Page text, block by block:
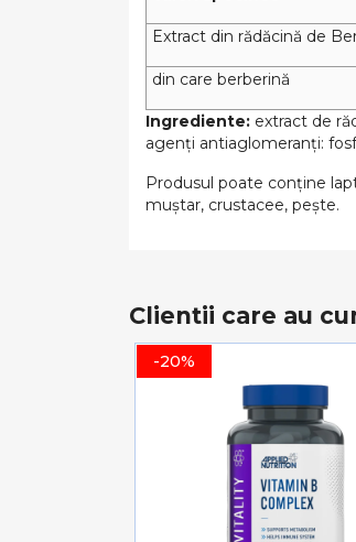
Extract din rădăcină de
din care berberină
Ingrediente: extract de
agenți antiaglomeranți:
Produsul poate conține
muștar, crustacee, pește.
Clientii care au
-20%